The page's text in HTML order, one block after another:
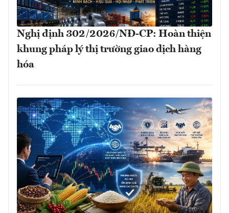
Nghị định 302/2026/NĐ-CP: Hoàn thiện
khung pháp lý thị trường giao dịch hàng
hóa